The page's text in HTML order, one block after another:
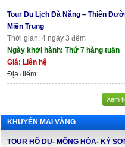
Tour Du Lịch Đà Nẵng – Thiên
Miền Trung
Thời gian: 4 ngày 3 đêm
Ngày khởi hành: Thứ 7 hàng tuần
Giá: Liên hệ
Địa điểm:
Xem
KHUYẾN MẠI VÀNG
TOUR HỒ DỤ- MÔNG HÓA- KỲ